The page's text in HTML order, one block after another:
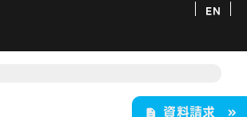
EN
資料請求